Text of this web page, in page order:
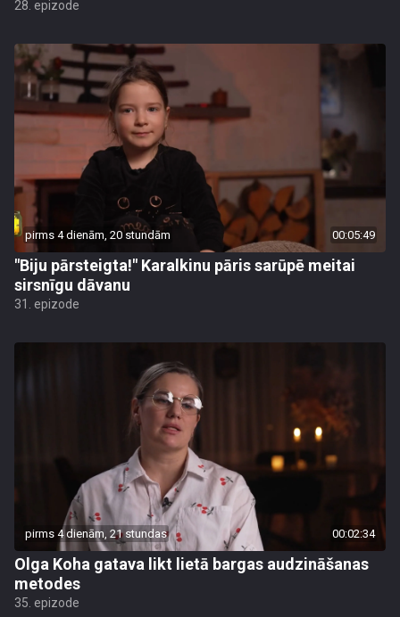
28. epizode
pirms 4 dienām, 20 stundām 00:05:49
"Biju pārsteigta!" Karalkinu pāris sarūpē meitai
sirsnīgu dāvanu
31. epizode
pirms 4 dienām, 21 stundas 00:02:34
Olga Koha gatava likt lietā bargas audzināšanas
metodes
35. epizode